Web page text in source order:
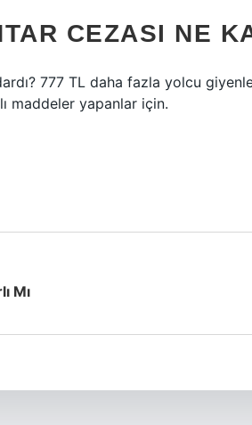
CEZASI NE
777 TL daha fazla yolcu
maddeler yapanlar için.
Mı